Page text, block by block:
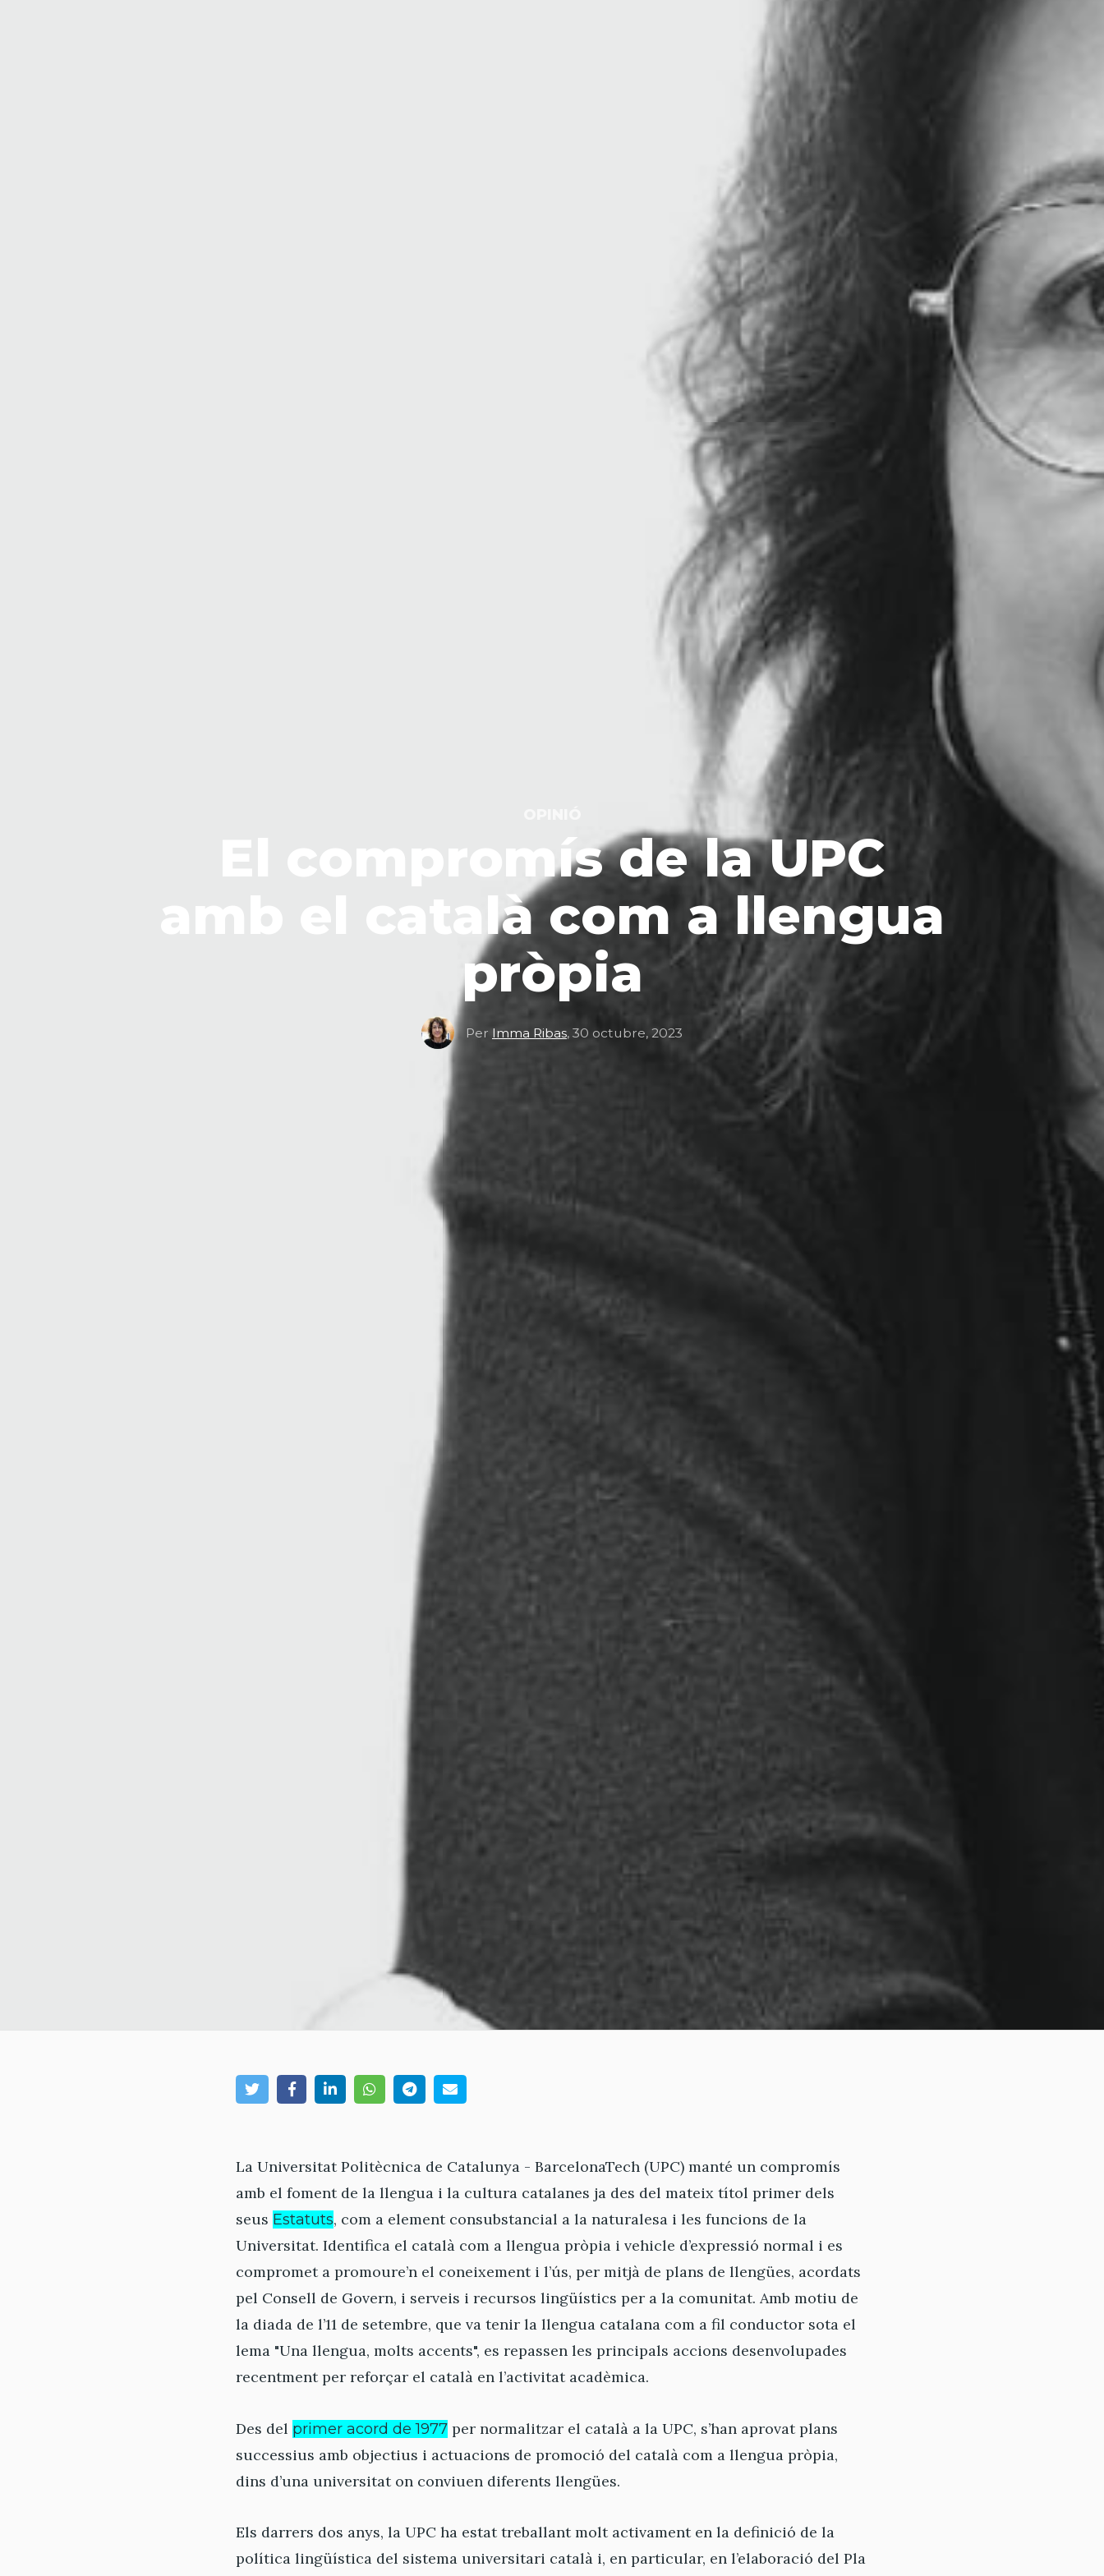
El compromís de la UPC
amb el català com a llengua
pròpia
Per Imma Ribas, 30 octubre, 2023
La Universitat Politècnica de Catalunya - BarcelonaTech (UPC) manté un compromís
amb el foment de la llengua i la cultura catalanes ja des del mateix títol primer dels
seus Estatuts, com a element consubstancial a la naturalesa i les funcions de la
Universitat. Identifica el català com a llengua pròpia i vehicle d’expressió normal i es
compromet a promoure’n el coneixement i l’ús, per mitjà de plans de llengües, acordats
pel Consell de Govern, i serveis i recursos lingüístics per a la comunitat. Amb motiu de
la diada de l’11 de setembre, que va tenir la llengua catalana com a fil conductor sota el
lema "Una llengua, molts accents", es repassen les principals accions desenvolupades
recentment per reforçar el català en l’activitat acadèmica.
Des del primer acord de 1977 per normalitzar el català a la UPC, s’han aprovat plans
successius amb objectius i actuacions de promoció del català com a llengua pròpia,
dins d’una universitat on conviuen diferents llengües.
Els darrers dos anys, la UPC ha estat treballant molt activament en la definició de la
política lingüística del sistema universitari català i, en particular, en l’elaboració del Pla